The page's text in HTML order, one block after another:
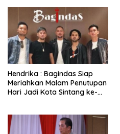
Hendrika : Bagindas Siap
Meriahkan Malam Penutupan
Hari Jadi Kota Sintang ke-